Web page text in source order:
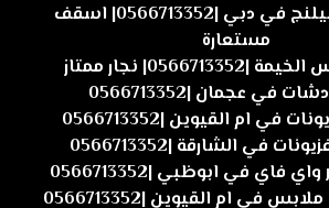
تركيب فورسيلنج في دبي |0566713352| اسقف
مستعارة
نجار ممتاز
في عجمان |0566713352
في ام القيوين |0566713352
في الشارقة |0566713352
فاي في ابوظبي |0566713352
في ام القيوين |0566713352